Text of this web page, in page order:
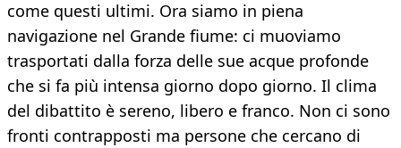
come questi ultimi. Ora siamo in piena
navigazione nel Grande fiume: ci muoviamo
trasportati dalla forza delle sue acque profonde
che si fa più intensa giorno dopo giorno. Il clima
del dibattito è sereno, libero e franco. Non ci sono
fronti contrapposti ma persone che cercano di